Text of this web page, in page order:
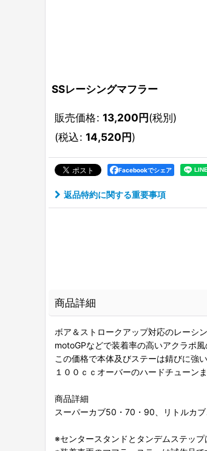
SSレーシングマフラー
販売価格: 13,200円(税別)
(税込: 14,520円)
Facebookでシェア
返品特約に関する重要事項
商品詳細
ボア＆ストロークアップ対応のレーシン
motoGPなどで装着率の高いアクラポ風
この価格で本体及びステーは錆びに強
１００ｃｃオーバーのハードチューン
商品詳細
スーパーカブ50・70・90、リトルカ
※センタースタンドとタンデムステップ